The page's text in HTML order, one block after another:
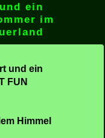
ein
im
und ein
FUN
Himmel